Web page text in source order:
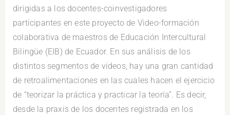
dirigidas a los docentes-coinvestigadores
participantes en este proyecto de Video-formación
colaborativa de maestros de Educación Intercultural
Bilingüe (EIB) de Ecuador. En sus análisis de los
distintos segmentos de videos, hay una gran cantidad
de retroalimentaciones en las cuales hacen el ejercicio
de “teorizar la práctica y practicar la teoría”. Es decir,
desde la praxis de los docentes registrada en los